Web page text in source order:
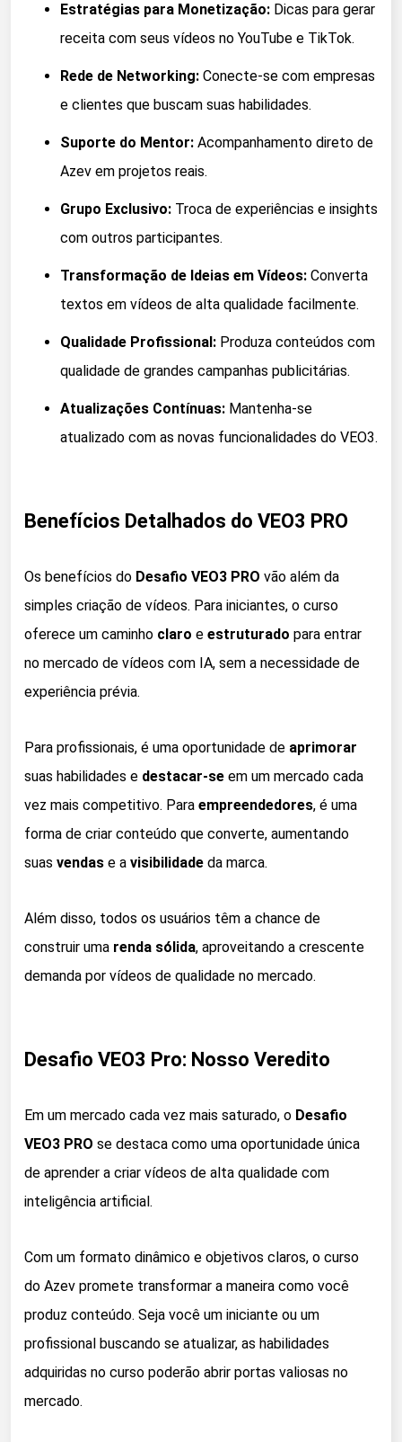
Estratégias para Monetização: Dicas para gerar
receita com seus vídeos no YouTube e TikTok.
Rede de Networking: Conecte-se com empresas
e clientes que buscam suas habilidades.
Suporte do Mentor: Acompanhamento direto de
Azev em projetos reais.
Grupo Exclusivo: Troca de experiências e insights
com outros participantes.
Transformação de Ideias em Vídeos: Converta
textos em vídeos de alta qualidade facilmente.
Qualidade Profissional: Produza conteúdos com
qualidade de grandes campanhas publicitárias.
Atualizações Contínuas: Mantenha-se
atualizado com as novas funcionalidades do VEO3.
Benefícios Detalhados do VEO3 PRO
Os benefícios do Desafio VEO3 PRO vão além da
simples criação de vídeos. Para iniciantes, o curso
oferece um caminho claro e estruturado para entrar
no mercado de vídeos com IA, sem a necessidade de
experiência prévia.
Para profissionais, é uma oportunidade de aprimorar
suas habilidades e destacar-se em um mercado cada
vez mais competitivo. Para empreendedores, é uma
forma de criar conteúdo que converte, aumentando
suas vendas e a visibilidade da marca.
Além disso, todos os usuários têm a chance de
construir uma renda sólida, aproveitando a crescente
demanda por vídeos de qualidade no mercado.
Desafio VEO3 Pro: Nosso Veredito
Em um mercado cada vez mais saturado, o Desafio
VEO3 PRO se destaca como uma oportunidade única
de aprender a criar vídeos de alta qualidade com
inteligência artificial.
Com um formato dinâmico e objetivos claros, o curso
do Azev promete transformar a maneira como você
produz conteúdo. Seja você um iniciante ou um
profissional buscando se atualizar, as habilidades
adquiridas no curso poderão abrir portas valiosas no
mercado.